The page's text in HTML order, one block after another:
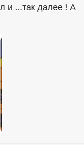
и ...так далее ! А